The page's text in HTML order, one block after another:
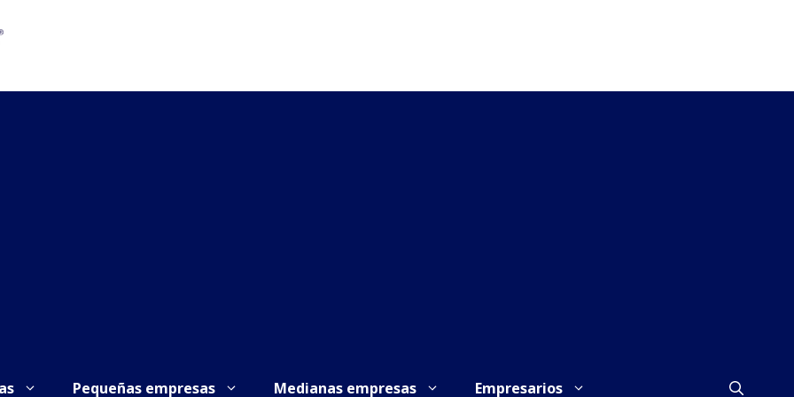
Pequeñas empresas Medianas empresas Empresarios